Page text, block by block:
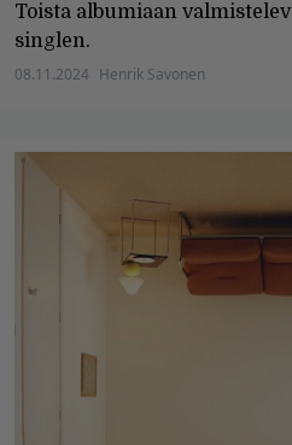
Toista albumiaan
singlen.
08.11.2024 Henrik Savonen